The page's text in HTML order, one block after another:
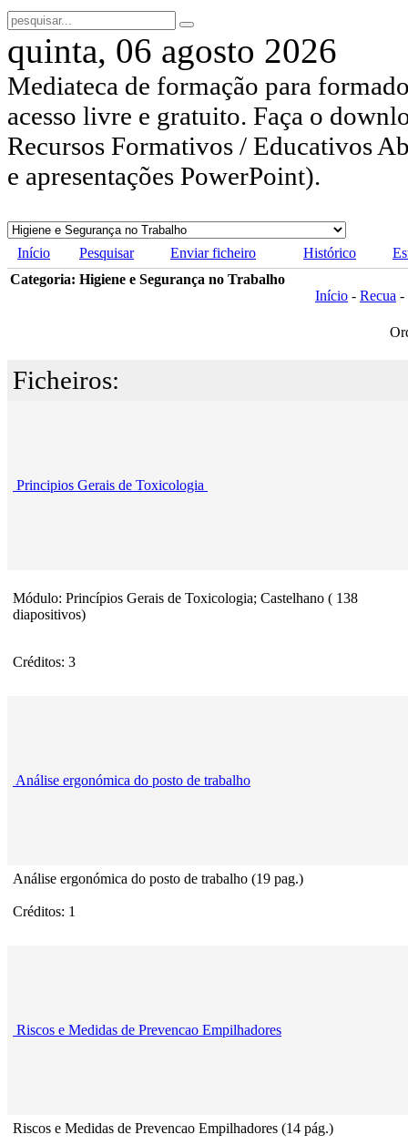
quinta, 06 agosto 2026
Mediateca de formação para
acesso livre e gratuito. Faça o
Recursos Formativos / Educativos
e apresentações PowerPoint).
Início Pesquisar Enviar ficheiro Histórico
Categoria: Higiene e Segurança no Trabalho
Início - Recua -
Ficheiros:
Principios Gerais de Toxicologia
Módulo: Princípios Gerais de Toxicologia; Castelhano ( 138
diapositivos)
Créditos: 3
Análise ergonómica do posto de trabalho
Análise ergonómica do posto de trabalho (19 pag.)
Créditos: 1
Riscos e Medidas de Prevencao Empilhadores
Riscos e Medidas de Prevencao Empilhadores (14 pág.)